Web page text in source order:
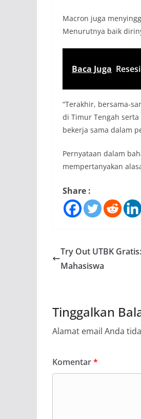
Macron juga
Menurutnya baik
Baca Juga
“Terakhir, bersama-
di Timur Tengah
bekerja sama dalam
Pernyataan dalam
mempertanyakan
Share :
Try Out UTBK
Mahasiswa
Tinggalkan
Alamat email Anda
Komentar*